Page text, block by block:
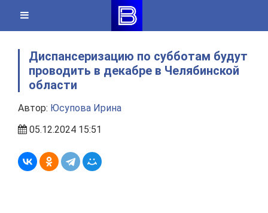
content
Диспансеризацию по субботам будут
проводить в декабре в Челябинской
области
Автор: Юсупова Ирина
05.12.2024 15:51